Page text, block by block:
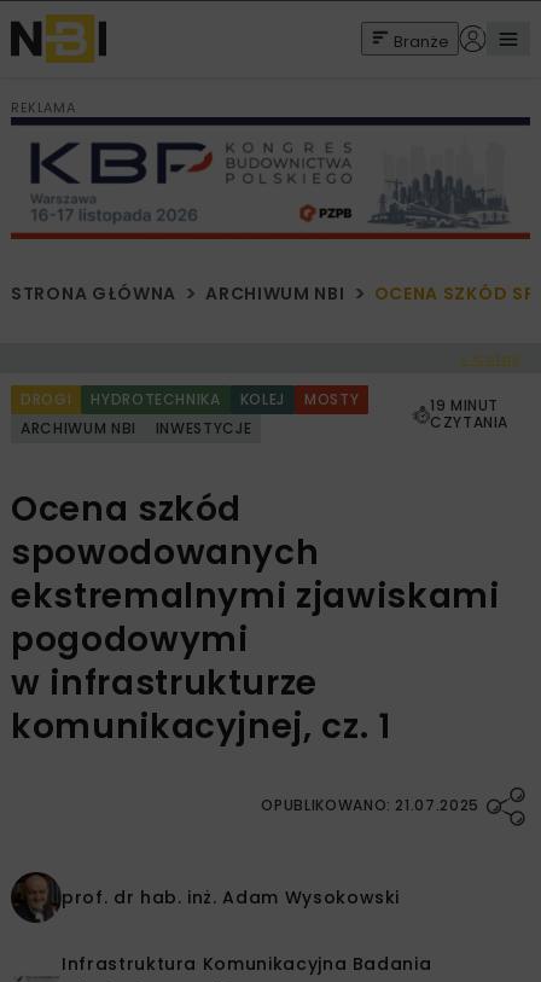
Branże
REKLAMA
STRONA GŁÓWNA ARCHIWUM NBI OCENA SZKÓD
< Cofnij
DROGI HYDROTECHNIKA KOLEJ
MOSTY
ARCHIWUM NBI
INWESTYCJE
19 MINUT
CZYTANIA
Ocena szkód
spowodowanych
ekstremalnymi zjawiskami
pogodowymi
w infrastrukturze
komunikacyjnej, cz. 1
OPUBLIKOWANO: 21.07.2025
prof. dr hab. inż. Adam Wysokowski
Infrastruktura Komunikacyjna Badania